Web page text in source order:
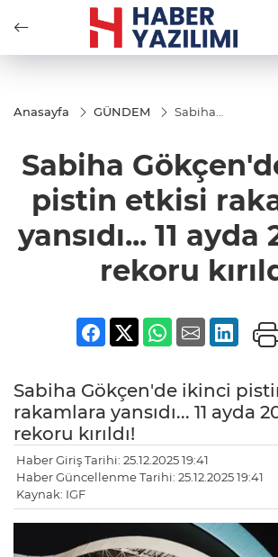
Anasayfa GÜNDEM
Sabiha
pistin
etkisi
rakamlara
yansıdı... 11
ayda
2024'ün
rekoru
kırıldı!
Sabiha
pistin etkisi
yansıdı... 11
rekoru
Sabiha Gökçen'de ikinci
rakamlara yansıdı... 11 ayda
rekoru kırıldı!
Haber Giriş Tarihi: 25.12.2025 19:41
Haber Güncellenme Tarihi: 25.12.2025 19:41
Kaynak: IGF